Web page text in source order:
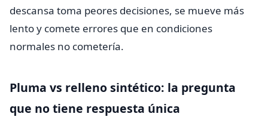
descansa toma peores decisiones, se mueve más
lento y comete errores que en condiciones
normales no cometería.
Pluma vs relleno sintético: la pregunta
que no tiene respuesta única